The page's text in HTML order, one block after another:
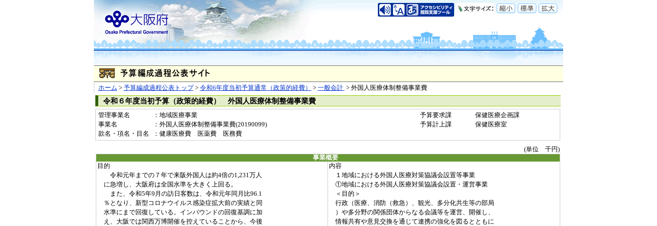
ホーム > 予算編成過程公表トップ> 令和6年度当初予算通常（政策的経費） > 一般会計 > 外国人医療体制整備事業費
令和６年度当初予算（政策的経費） 外国人医療体制整備事業費
管理事業名 ：地域医療事業 予算要求課
保健医療企画課
事業名
：外国人医療体制整備事業費(20190099) 予算計上課
保健医療室
款名・項名・目名
：健康医療費 医薬費 医務費
(単位 千円)
事業概要
目的
内容
令和元年までの７年で来阪外国人は約4倍の1,231万人
１地域における外国人医療対策協議会設置等事業
に急増し、大阪府は全国水準を大きく上回る。
①地域における外国人医療対策協議会設置・運営事業
また、令和5年9月の訪日客数は、令和元年同月比96.1
＜目的＞
％となり、新型コロナウイルス感染症拡大前の実績と同
行政（医療、消防（救急）、観光、多分化共生等の部局
水準にまで回復している。インバウンドの回復基調に加
）や多分野の関係団体からなる会議等を運営、開催し、
え、大阪では関西万博開催を控えていることから、今後
情報共有や意見交換を通じて連携の強化を図るとともに